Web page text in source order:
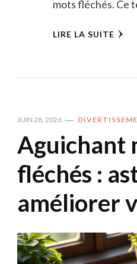
mots fléchés. Ce
LIRE LA SUITE
JUIN 28, 2026
Aguichant
fléchés :
améliorer